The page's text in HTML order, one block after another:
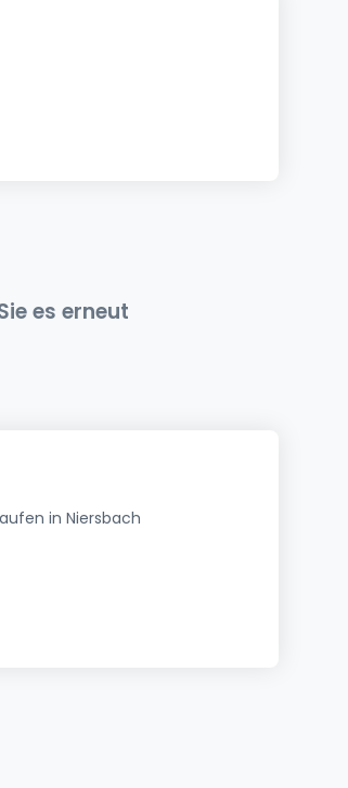
es erneut
in Niersbach